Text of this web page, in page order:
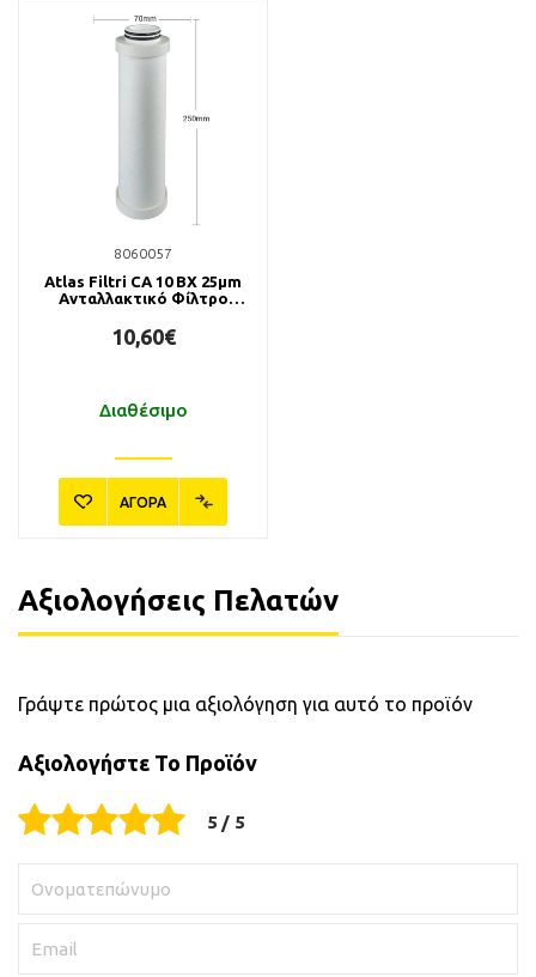
8060057
Atlas Filtri CA 10 BX 25μm
Ανταλλακτικό Φίλτρο
10,60€
Διαθέσιμο
ΑΓΟΡΑ
Αξιολογήσεις Πελατών
Γράψτε πρώτος μια αξιολόγηση για αυτό το προϊόν
Αξιολογήστε Το Προϊόν